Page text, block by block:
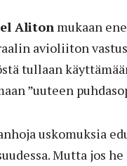
Aliton mukaan
avioliiton
tullaan
”uuteen
uskomuksia
Mutta jos